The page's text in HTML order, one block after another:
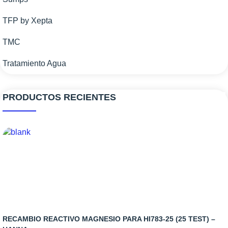
TFP by Xepta
TMC
Tratamiento Agua
PRODUCTOS RECIENTES
RECAMBIO REACTIVO MAGNESIO PARA HI783-25 (25 TEST) –